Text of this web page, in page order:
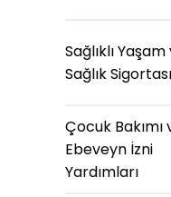
Sağlıklı
Sağlık Sigortası
Çocuk Bakımı
Ebeveyn İzni
Yardımları